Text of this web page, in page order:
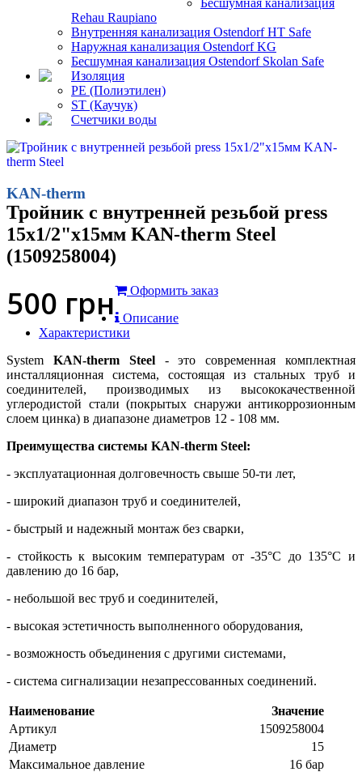
Rehau Raupiano
Внутренняя канализация Ostendorf HT Safe
Наружная канализация Ostendorf KG
Бесшумная канализация Ostendorf Skolan Safe
Изоляция
PE (Полиэтилен)
ST (Каучук)
Счетчики воды
KAN-therm
Тройник с внутренней резьбой press
15x1/2"x15мм KAN-therm Steel
(1509258004)
500 грн
Оформить заказ
Описание
Характеристики
System KAN-therm Steel- это современная комплектная
инсталляционная система, состоящая из стальных труб и
соединителей, производимых из высококачественной
углеродистой стали (покрытых снаружи антикоррозионным
слоем цинка) в диапазоне диаметров 12 - 108 мм.
Преимущества системы KAN-therm Steel:
- эксплуатационная долговечность свыше 50-ти лет,
- широкий диапазон труб и соединителей,
- быстрый и надежный монтаж без сварки,
- стойкость к высоким температурам от -35°C до 135°C и
давлению до 16 бар,
- небольшой вес труб и соединителей,
- высокая эстетичность выполненного оборудования,
- возможность объединения с другими системами,
- система сигнализации незапрессованных соединений.
Наименование
Значение
Артикул
1509258004
Диаметр
15
Максимальное давление
16 бар